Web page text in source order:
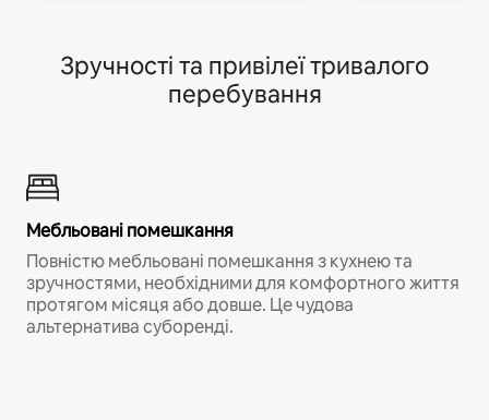
Зручності та привілеї тривалого
перебування
Мебльовані помешкання
Повністю мебльовані помешкання з кухнею та
зручностями, необхідними для комфортного життя
протягом місяця або довше. Це чудова
альтернатива суборенді.